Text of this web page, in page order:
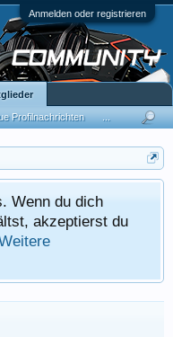
Anmelden oder registrieren
Wenn du dich
akzeptierst du
Profilnachrichten